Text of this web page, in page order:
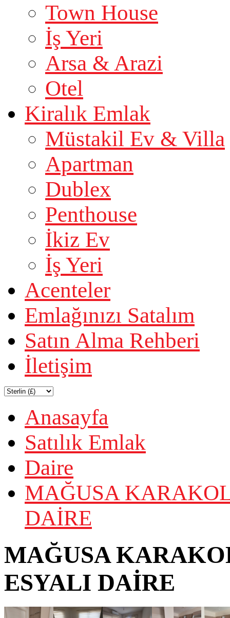
Town House
İş Yeri
Arsa & Arazi
Otel
Kiralık Emlak
Müstakil Ev & Villa
Apartman
Dublex
Penthouse
İkiz Ev
İş Yeri
Acenteler
Emlağınızı Satalım
Satın Alma Rehberi
İletişim
Anasayfa
Satılık Emlak
Daire
MAĞUSA
DAİRE
MAĞUSA
ESYALI DAİRE